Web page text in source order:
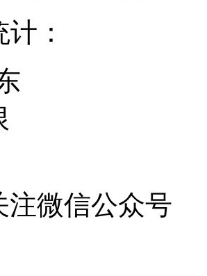
：
注微信公众号